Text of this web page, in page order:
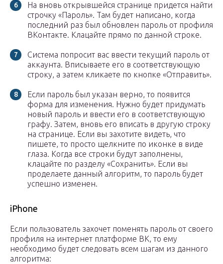
На вновь открывшейся странице придется найти
строчку «Пароль». Там будет написано, когда
последний раз был обновлен пароль от профиля
ВКонтакте. Клацайте прямо по данной строке.
Система попросит вас ввести текущий пароль от
аккаунта. Вписываете его в соответствующую
строку, а затем кликаете по кнопке «Отправить».
Если пароль был указан верно, то появится
форма для изменения. Нужно будет придумать
новый пароль и ввести его в соответствующую
графу. Затем, вновь его вписать в другую строку
на странице. Если вы захотите видеть, что
пишете, то просто щелкните по иконке в виде
глаза. Когда все строки будут заполнены,
клацайте по разделу «Сохранить». Если вы
проделаете данный алгоритм, то пароль будет
успешно изменен.
iPhone
Если пользователь захочет поменять пароль от своего
профиля на интернет платформе ВК, то ему
необходимо будет следовать всем шагам из данного
алгоритма: